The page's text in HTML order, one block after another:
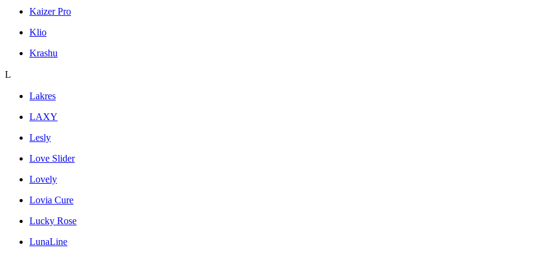
Kaizer Pro
Klio
Krashu
L
Lakres
LAXY
Lesly
Love Slider
Lovely
Lovia Cure
Lucky Rose
LunaLine